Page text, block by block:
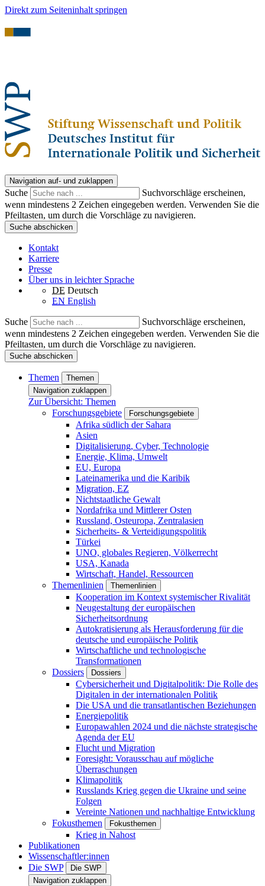
Direkt zum Seiteninhalt springen
Navigation auf- und zuklappen
Suche
Suchvorschläge erscheinen,
wenn mindestens 2 Zeichen eingegeben werden. Verwenden Sie die
Pfeiltasten, um durch die Vorschläge zu navigieren.
Suche abschicken
Kontakt
Karriere
Presse
Über uns in leichter Sprache
DE Deutsch
EN English
Suche
Suchvorschläge erscheinen,
wenn mindestens 2 Zeichen eingegeben werden. Verwenden Sie die
Pfeiltasten, um durch die Vorschläge zu navigieren.
Suche abschicken
Themen
Themen
Navigation zuklappen
Zur Übersicht: Themen
Forschungsgebiete
Forschungsgebiete
Afrika südlich der Sahara
Asien
Digitalisierung, Cyber, Technologie
Energie, Klima, Umwelt
EU, Europa
Lateinamerika und die Karibik
Migration, EZ
Nichtstaatliche Gewalt
Nordafrika und Mittlerer Osten
Russland, Osteuropa, Zentralasien
Sicherheits- & Verteidigungspolitik
Türkei
UNO, globales Regieren, Völkerrecht
USA, Kanada
Wirtschaft, Handel, Ressourcen
Themenlinien
Themenlinien
Kooperation im Kontext systemischer Rivalität
Neugestaltung der europäischen
Sicherheitsordnung
Autokratisierung als Herausforderung für die
deutsche und europäische Politik
Wirtschaftliche und technologische
Transformationen
Dossiers
Dossiers
Cybersicherheit und Digitalpolitik: Die Rolle des
Digitalen in der internationalen Politik
Die USA und die transatlantischen Beziehungen
Energiepolitik
Europawahlen 2024 und die nächste strategische
Agenda der EU
Flucht und Migration
Foresight: Vorausschau auf mögliche
Überraschungen
Klimapolitik
Russlands Krieg gegen die Ukraine und seine
Folgen
Vereinte Nationen und nachhaltige Entwicklung
Fokusthemen
Fokusthemen
Krieg in Nahost
Publikationen
Wissenschaftler:innen
Die SWP
Die SWP
Navigation zuklappen